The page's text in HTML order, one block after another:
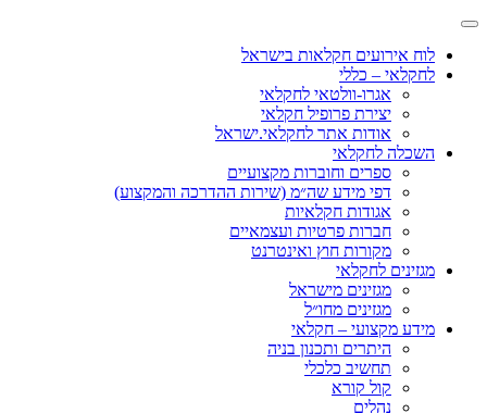
לוח אירועים חקלאות בישראל
לחקלאי – כללי
אגרו-וולטאי לחקלאי
יצירת פרופיל חקלאי
אודות אתר לחקלאי.ישראל
השכלה לחקלאי
ספרים וחוברות מקצועיים
דפי מידע שה״מ (שירות ההדרכה והמקצוע)
אגודות חקלאיות
חברות פרטיות ועצמאיים
מקורות חוץ ואינטרנט
מגזינים לחקלאי
מגזינים מישראל
מגזינים מחו״ל
מידע מקצועי – חקלאי
היתרים ותכנון בניה
תחשיב כלכלי
קול קורא
נהלים